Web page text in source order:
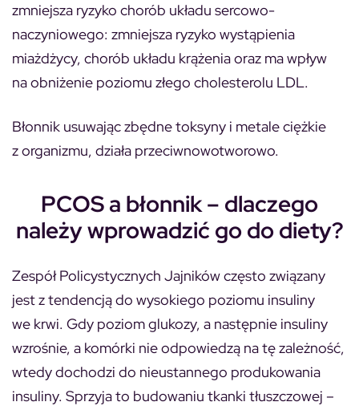
zmniejsza ryzyko chorób układu sercowo-
naczyniowego: zmniejsza ryzyko wystąpienia
miażdżycy, chorób układu krążenia oraz ma wpływ
na obniżenie poziomu złego cholesterolu LDL.
Błonnik usuwając zbędne toksyny i metale ciężkie
z organizmu, działa przeciwnowotworowo.
PCOS a błonnik – dlaczego
należy wprowadzić go do diety?
Zespół Policystycznych Jajników często związany
jest z tendencją do wysokiego poziomu insuliny
we krwi. Gdy poziom glukozy, a następnie insuliny
wzrośnie, a komórki nie odpowiedzą na tę zależność,
wtedy dochodzi do nieustannego produkowania
insuliny. Sprzyja to budowaniu tkanki tłuszczowej –